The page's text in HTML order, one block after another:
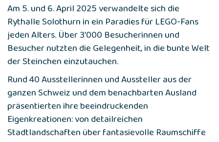
Am 5. und 6. April 2025 verwandelte sich die
Rythalle Solothurn in ein Paradies für LEGO-Fans
jeden Alters. Über 3’000 Besucherinnen und
Besucher nutzten die Gelegenheit, in die bunte Welt
der Steinchen einzutauchen.
Rund 40 Ausstellerinnen und Aussteller aus der
ganzen Schweiz und dem benachbarten Ausland
präsentierten ihre beeindruckenden
Eigenkreationen: von detailreichen
Stadtlandschaften über fantasievolle Raumschiffe